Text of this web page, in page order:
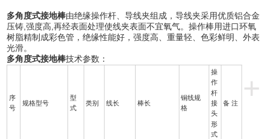
多角度式接地棒由绝缘操作杆、导线夹组成，导线夹采用优质铝合金
压铸,强度高,再经表面处理使线夹表面不宜氧气。操作棒用进口环氧
树脂精制成彩色管，绝缘性能好，强度高、重量轻、色彩鲜明、外表
光滑。
多角度式接地棒技术参数：
+
序
号
规格型号
型
式
类别 线长 棒长
铜线规
格
操
作
杆
接
头
形
式
备 注